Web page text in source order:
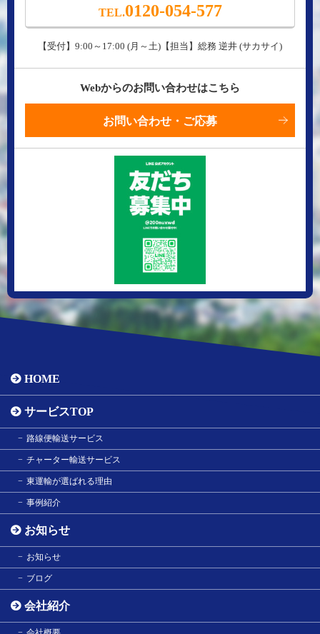
TEL.0120-054-577
【受付】9:00～17:00 (月～土)【担当】総務 逆井 (サカサイ)
Webからのお問い合わせはこちら
お問い合わせ・ご応募
HOME
サービスTOP
路線便輸送サービス
チャーター輸送サービス
東運輸が選ばれる理由
事例紹介
お知らせ
お知らせ
ブログ
会社紹介